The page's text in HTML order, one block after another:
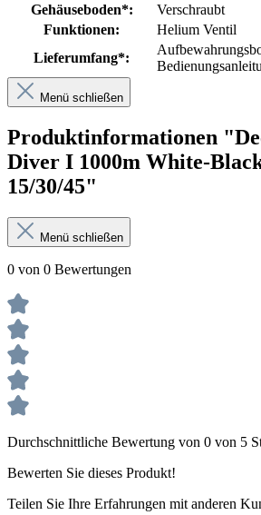
Gehäuseboden*:
Verschraubt
Funktionen:
Helium Ventil
Lieferumfang*:
Menü schließen
Produktinformationen
Diver I 1000m White-
15/30/45"
Menü schließen
0 von 0 Bewertungen
Durchschnittliche Bewertung von 0 von 5
Bewerten Sie dieses Produkt!
Teilen Sie Ihre Erfahrungen mit anderen